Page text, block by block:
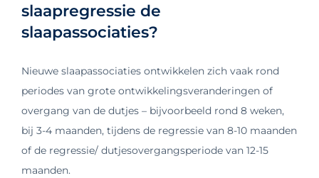
slaapregressie de
slaapassociaties?
Nieuwe slaapassociaties ontwikkelen zich vaak rond
periodes van grote ontwikkelingsveranderingen of
overgang van de dutjes – bijvoorbeeld rond 8 weken,
bij 3-4 maanden, tijdens de regressie van 8-10 maanden
of de regressie/ dutjesovergangsperiode van 12-15
maanden.